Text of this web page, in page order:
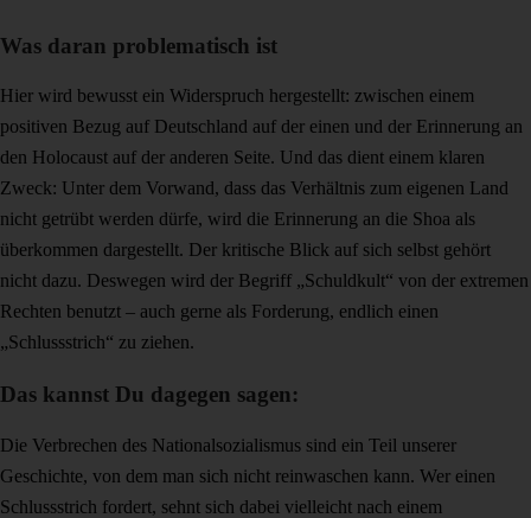
Was daran problematisch ist
Hier wird bewusst ein Widerspruch hergestellt: zwischen einem
positiven Bezug auf Deutschland auf der einen und der Erinnerung an
den Holocaust auf der anderen Seite. Und das dient einem klaren
Zweck: Unter dem Vorwand, dass das Verhältnis zum eigenen Land
nicht getrübt werden dürfe, wird die Erinnerung an die Shoa als
überkommen dargestellt. Der kritische Blick auf sich selbst gehört
nicht dazu. Deswegen wird der Begriff „Schuldkult“ von der extremen
Rechten benutzt – auch gerne als Forderung, endlich einen
„Schlussstrich“ zu ziehen.
Das kannst Du dagegen sagen:
Die Verbrechen des Nationalsozialismus sind ein Teil unserer
Geschichte, von dem man sich nicht reinwaschen kann. Wer einen
Schlussstrich fordert, sehnt sich dabei vielleicht nach einem